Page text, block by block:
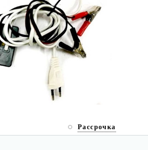
Рассрочка